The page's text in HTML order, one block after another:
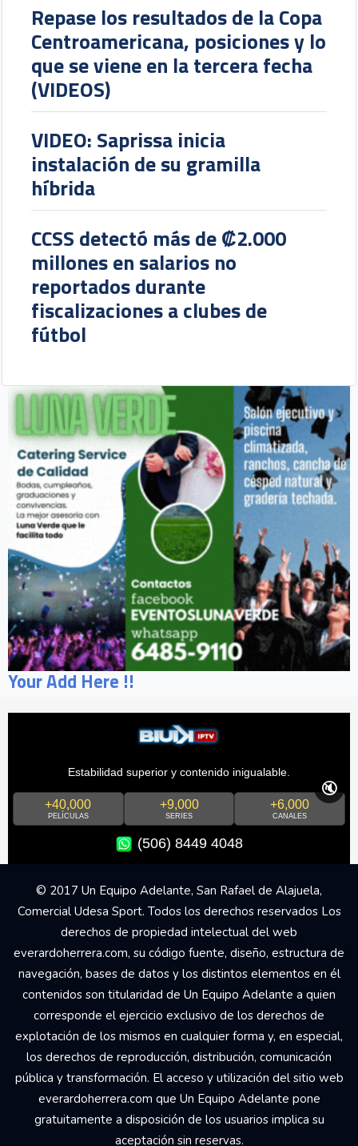
Repase los resultados de la Copa
Centroamericana, posiciones y lo
que se viene en la tercera fecha
(VIDEOS)
VIDEO: Saprissa inicia
instalación de su gramilla
híbrida
CCSS detectó más de ₡2.000
millones en salarios no
reportados durante
fiscalizaciones a clubes de
fútbol
Your Add Here !!
Estabilidad superior y contenido inigualable.
+40,000
PELÍCULAS
+9,000
SERIES
+6,000
CANALES
(506) 8449 4048
🔇
© 2017 Un Equipo Adelante, San Rafael de Alajuela,
Comercial Udesa Sport. Todos los derechos reservados Los
derechos de propiedad intelectual del web
everardoherrera.com, su código fuente, diseño, estructura de
navegación, bases de datos y los distintos elementos en él
contenidos son titularidad de Un Equipo Adelante a quien
corresponde el ejercicio exclusivo de los derechos de
explotación de los mismos en cualquier forma y, en especial,
los derechos de reproducción, distribución, comunicación
pública y transformación. El acceso y utilización del sitio web
everardoherrera.com que Un Equipo Adelante pone
gratuitamente a disposición de los usuarios implica su
aceptación sin reservas.